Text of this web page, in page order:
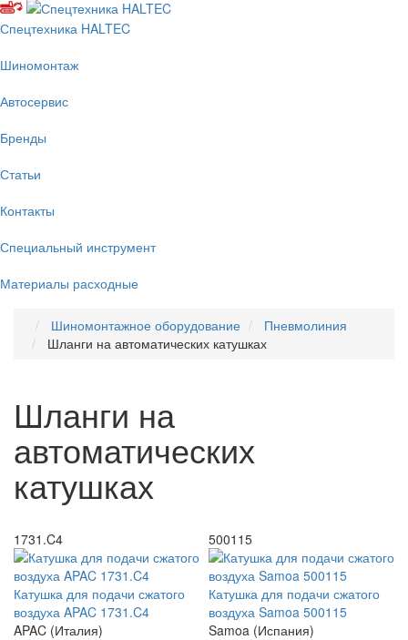
Спецтехника HALTEC
Шиномонтаж
Автосервис
Бренды
Статьи
Контакты
Специальный инструмент
Материалы расходные
Шиномонтажное оборудование
Пневмолиния
Шланги на автоматических катушках
Шланги на
автоматических
катушках
1731.C4
Катушка для подачи сжатого
воздуха APAC 1731.C4
APAC (Италия)
500115
Катушка для подачи сжатого
воздуха Samoa 500115
Samoa (Испания)